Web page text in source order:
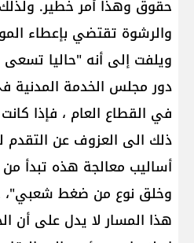
حقوق وهذا أمر خطير.
والرشوة تقتضي بإعطاء
ويلفت إلى أنه "حاليا
دور مجلس الخدمة المدنية
في القطاع العام ، فإذا
ذلك الى العزوف عن التقدم
أساليب معالجة هذه تبدأ من
وخلق نوع من ضغط شعبي"،
هذا المسار لا يدل على أن